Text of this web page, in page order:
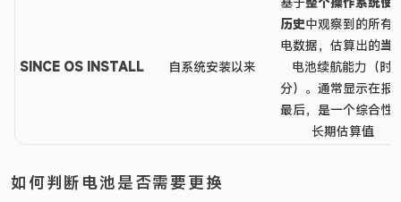
SINCE OS INSTALL 自系统安装以来
历史中观察到的所有
电数据，估算出的当
电池续航能力（时:
分）。通常显示在报
最后，是一个综合性
长期估算值
如何判断电池是否需要更换